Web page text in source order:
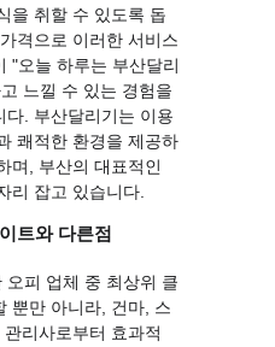
을 취할 수 있도록 돕
격으로 이러한 서비스
"오늘 하루는 부산달리
느낄 수 있는 경험을
. 부산달리기는 이용
쾌적한 환경을 제공하
며, 부산의 대표적인
리 잡고 있습니다.
트와 다른점
오피 업체 중 최상위 클
뿐만 아니라, 건마, 스
리사로부터 효과적